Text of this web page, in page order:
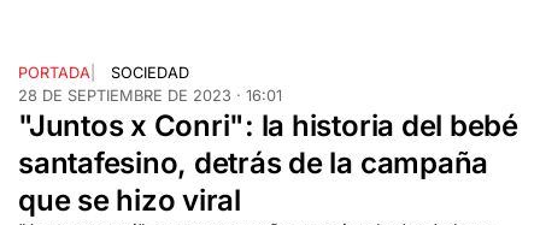
PORTADA
SOCIEDAD
28 DE SEPTIEMBRE DE 2023 · 16:01
"Juntos x Conri": la historia del bebé
santafesino, detrás de la campaña
que se hizo viral